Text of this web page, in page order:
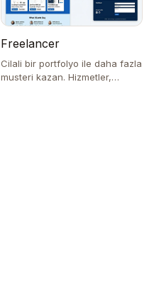
Freelancer
Cilali bir portfolyo ile daha fazla
musteri kazan. Hizmetler,